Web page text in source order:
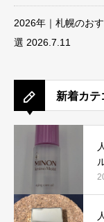
2026年｜札幌のお
選 2026.7.11
新着カテ